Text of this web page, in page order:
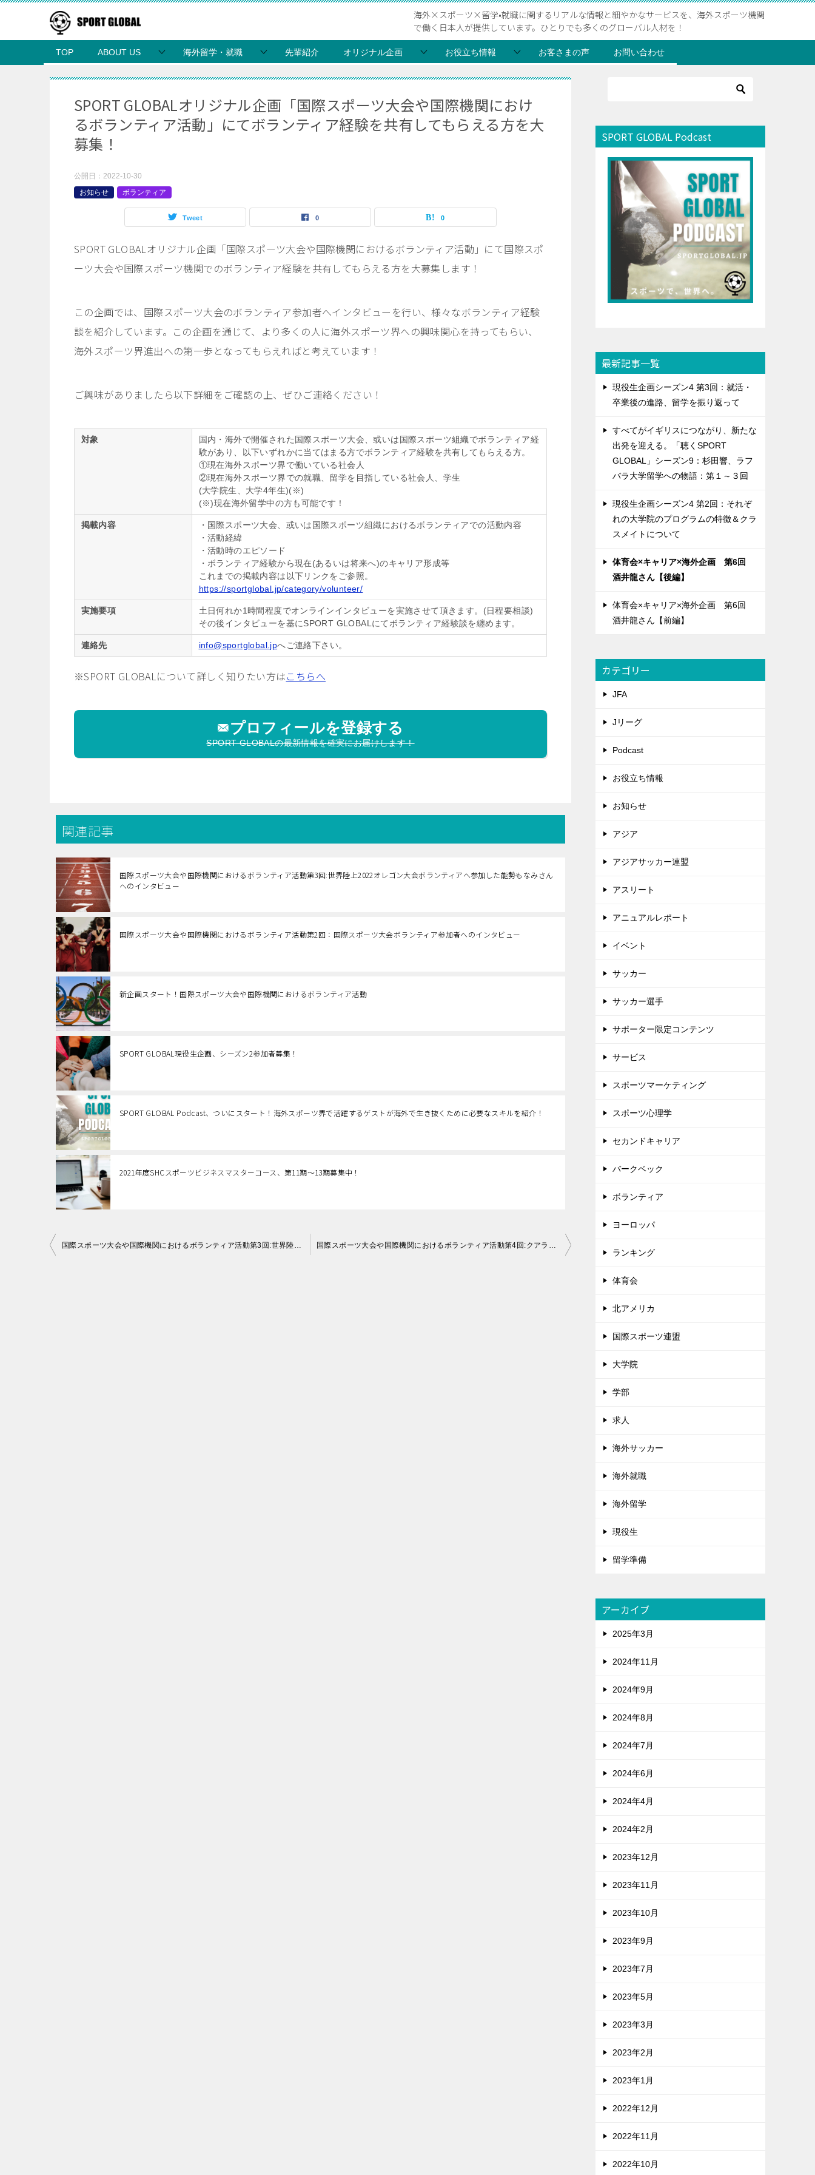
海外×スポーツ×留学•就職に関するリアルな情報と細やかなサービスを、海外スポーツ機関
で働く日本人が提供しています。ひとりでも多くのグローバル人材を！
TOP ABOUT US 海外留学・就職 先輩紹介 オリジナル企画 お役立ち情報 お客さまの声 お問い合わせ
SPORT GLOBALオリジナル企画「国際スポーツ大会や国際機関におけ
るボランティア活動」にてボランティア経験を共有してもらえる方を大
募集！
公開日： 2022-10-30
お知らせ
ボランティア
Tweet 0 0
SPORT GLOBALオリジナル企画「国際スポーツ大会や国際機関におけるボランティア活動」にて国際スポ
ーツ大会や国際スポーツ機関でのボランティア経験を共有してもらえる方を大募集します！
この企画では、国際スポーツ大会のボランティア参加者へインタビューを行い、様々なボランティア経験
談を紹介しています。この企画を通じて、より多くの人に海外スポーツ界への興味関心を持ってもらい、
海外スポーツ界進出への第一歩となってもらえればと考えています！
ご興味がありましたら以下詳細をご確認の上、ぜひご連絡ください！
対象
国内・海外で開催された国際スポーツ大会、或いは国際スポーツ組織でボランティア経
験があり、以下いずれかに当てはまる方でボランティア経験を共有してもらえる方。
①現在海外スポーツ界で働いている社会人
②現在海外スポーツ界での就職、留学を目指している社会人、学生
(大学院生、大学4年生)(※)
(※)現在海外留学中の方も可能です！
掲載内容
・国際スポーツ大会、或いは国際スポーツ組織におけるボランティアでの活動内容
・活動経緯
・活動時のエピソード
・ボランティア経験から現在(あるいは将来へ)のキャリア形成等
これまでの掲載内容は以下リンクをご参照。
https://sportglobal.jp/category/volunteer/
実施要項
土日何れか1時間程度でオンラインインタビューを実施させて頂きます。(日程要相談)
その後インタビューを基にSPORT GLOBALにてボランティア経験談を纏めます。
連絡先 info@sportglobal.jpへご連絡下さい。
※SPORT GLOBALについて詳しく知りたい方はこちらへ
プロフィールを登録する
SPORT GLOBALの最新情報を確実にお届けします！
関連記事
国際スポーツ大会や国際機関におけるボランティア活動第3回:世界陸上2022オレゴン大会ボランティアへ参加した能勢もなみさん
へのインタビュー
国際スポーツ大会や国際機関におけるボランティア活動第2回：国際スポーツ大会ボランティア参加者へのインタビュー
新企画スタート！国際スポーツ大会や国際機関におけるボランティア活動
SPORT GLOBAL現役生企画、シーズン2参加者募集！
SPORT GLOBAL Podcast、ついにスタート！海外スポーツ界で活躍するゲストが海外で生き抜くために必要なスキルを紹介！
2021年度SHCスポーツビジネスマスターコース、第11期～13期募集中！
投
国際スポーツ大会や国際機関におけるボランティア活動第3回:世界陸上2022オレゴン大会ボランティアへ参加した能勢もなみさんへのインタビュー 国際スポーツ大会や国際機関におけるボランティア活動第4回:クアラルンプールマラソン(2019)に参加した椙山正弘さんへのインタビュー
SPORT GLOBAL Podcast
最新記事一覧
現役生企画シーズン4 第3回：就活・
卒業後の進路、留学を振り返って
すべてがイギリスにつながり、新たな
出発を迎える。「聴くSPORT
GLOBAL」シーズン9：杉田響、ラフ
バラ大学留学への物語：第１～３回
現役生企画シーズン4 第2回：それぞ
れの大学院のプログラムの特徴＆クラ
スメイトについて
体育会×キャリア×海外企画 第6回
酒井龍さん【後編】
体育会×キャリア×海外企画 第6回
酒井龍さん【前編】
カテゴリー
JFA
Jリーグ
Podcast
お役立ち情報
お知らせ
アジア
アジアサッカー連盟
アスリート
アニュアルレポート
イベント
サッカー
サッカー選手
サポーター限定コンテンツ
サービス
スポーツマーケティング
スポーツ心理学
セカンドキャリア
バークベック
ボランティア
ヨーロッパ
ランキング
体育会
北アメリカ
国際スポーツ連盟
大学院
学部
求人
海外サッカー
海外就職
海外留学
現役生
留学準備
アーカイブ
2025年3月
2024年11月
2024年9月
2024年8月
2024年7月
2024年6月
2024年4月
2024年2月
2023年12月
2023年11月
2023年10月
2023年9月
2023年7月
2023年5月
2023年3月
2023年2月
2023年1月
2022年12月
2022年11月
2022年10月